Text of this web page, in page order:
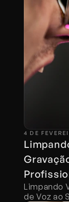
4 DE
Limpando
de Voz ao